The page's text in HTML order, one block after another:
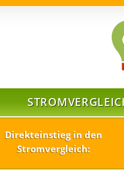
Direkteinstieg in den
Stromvergleich: